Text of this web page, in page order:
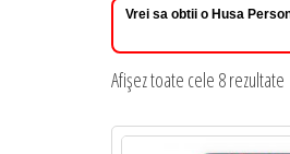
Vrei sa obtii o Husa
Afișez toate cele 8 rezultate